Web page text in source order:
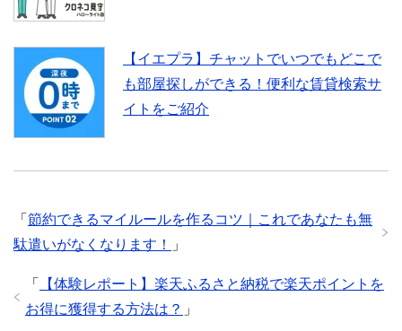
【イエプラ】チャットでいつでもどこで
も部屋探しができる！便利な賃貸検索サ
イトをご紹介
「 節約できるマイルールを作るコツ｜これであなたも無
駄遣いがなくなります！
」
「
【体験レポート】楽天ふるさと納税で楽天ポイントを
お得に獲得する方法は？ 」